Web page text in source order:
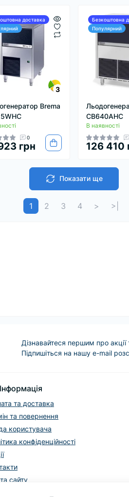
доставка
3
Brema
0
грн
Безкоштовна
Популярний
CB640AHC
В наявності
126 410
Показати ще
1 2 3 4 > >|
Дізнавайтеся першим про
Підпишіться на нашу e-mail
Інформація
та доставка
та повернення
користувача
конфіденційності
сайту